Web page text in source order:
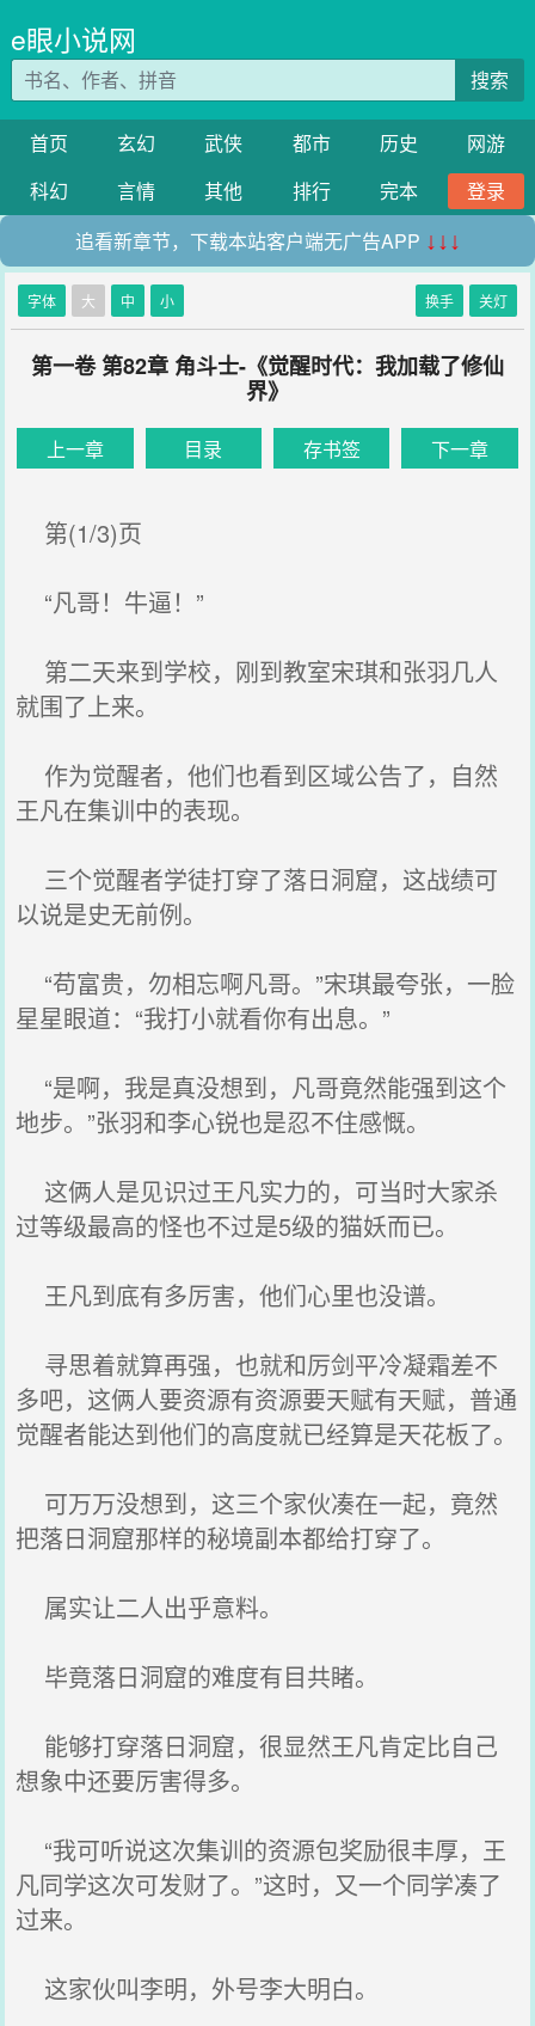
e眼小说网
搜索
首页 玄幻 武侠 都市 历史
网游
科幻
言情 其他 排行 完本
登录
追看新章节，下载本站客户端无广告APP ↓↓↓
字体 大 中 小 换手 关灯
第一卷 第82章 角斗士-《觉醒时代：我加载了修仙
界》
上一章 目录 存书签 下一章
第(1/3)页
“凡哥！牛逼！”
第二天来到学校，刚到教室宋琪和张羽几人
就围了上来。
作为觉醒者，他们也看到区域公告了，自然
王凡在集训中的表现。
三个觉醒者学徒打穿了落日洞窟，这战绩可
以说是史无前例。
“苟富贵，勿相忘啊凡哥。”宋琪最夸张，一脸
星星眼道：“我打小就看你有出息。”
“是啊，我是真没想到，凡哥竟然能强到这个
地步。”张羽和李心锐也是忍不住感慨。
这俩人是见识过王凡实力的，可当时大家杀
过等级最高的怪也不过是5级的猫妖而已。
王凡到底有多厉害，他们心里也没谱。
寻思着就算再强，也就和厉剑平冷凝霜差不
多吧，这俩人要资源有资源要天赋有天赋，普通
觉醒者能达到他们的高度就已经算是天花板了。
可万万没想到，这三个家伙凑在一起，竟然
把落日洞窟那样的秘境副本都给打穿了。
属实让二人出乎意料。
毕竟落日洞窟的难度有目共睹。
能够打穿落日洞窟，很显然王凡肯定比自己
想象中还要厉害得多。
“我可听说这次集训的资源包奖励很丰厚，王
凡同学这次可发财了。”这时，又一个同学凑了
过来。
这家伙叫李明，外号李大明白。